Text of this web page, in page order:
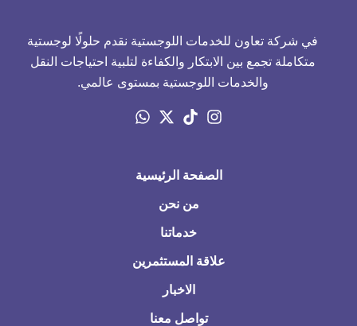
في شركة تعاون للخدمات اللوجستية نقدم حلولًا لوجستية
متكاملة تجمع بين الابتكار والكفاءة لتلبية احتياجات النقل
والخدمات اللوجستية بمستوى عالمي.
الصفحة الرئيسية
من نحن
خدماتنا
علاقة المستثمرين
الاخبار
تواصل معنا